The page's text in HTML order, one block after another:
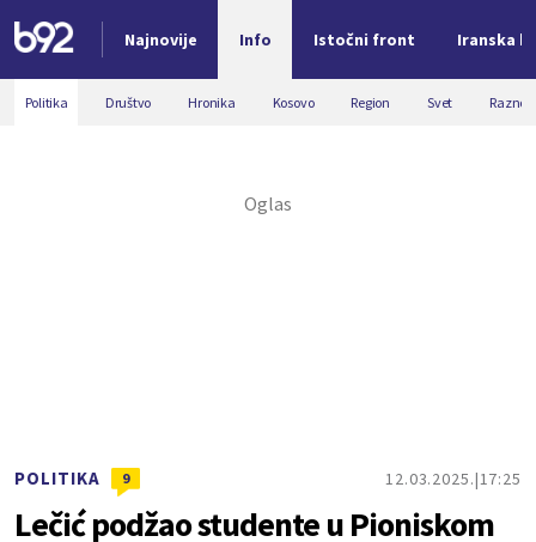
Najnovije Info Istočni front Iranska
Nova vest
Politika Društvo Hronika Kosovo Region Svet Razno
POLITIKA 9 12.03.2025. 17:25
Lečić podžao studente u Pioniskom